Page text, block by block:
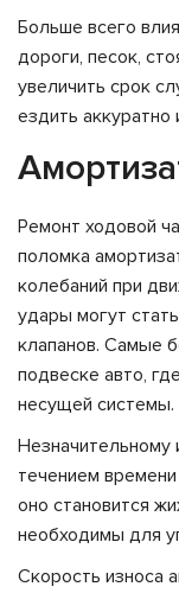
Больше всего
дороги, песок,
увеличить срок
ездить аккуратно
Ремонт ходовой
поломка
колебаний при
удары могут
клапанов. Самые
подвеске авто,
несущей системы.
Незначительному
течением
оно становится
необходимы для
Скорость износа